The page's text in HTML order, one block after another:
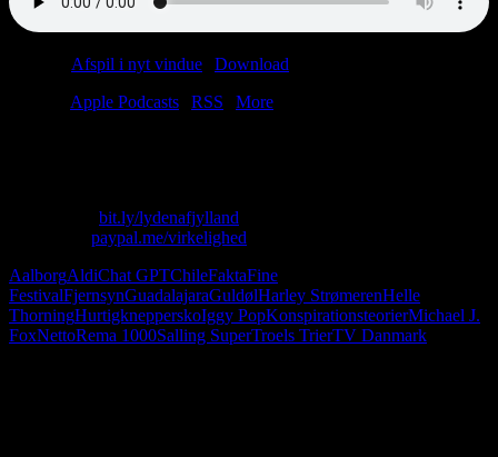
Afspil i nyt vindue Download
Apple Podcasts RSS
More
bit.ly/lydenafjylland
paypal.me/virkelighed
AalborgAldiChat GPTChileFaktaFine
FestivalFjernsynGuadalajaraGuldølHarley StrømerenHelle
ThorningHurtigknepperskoIggy PopKonspirationsteorierMichael J.
FoxNettoRema 1000Salling SuperTroels TrierTV Danmark